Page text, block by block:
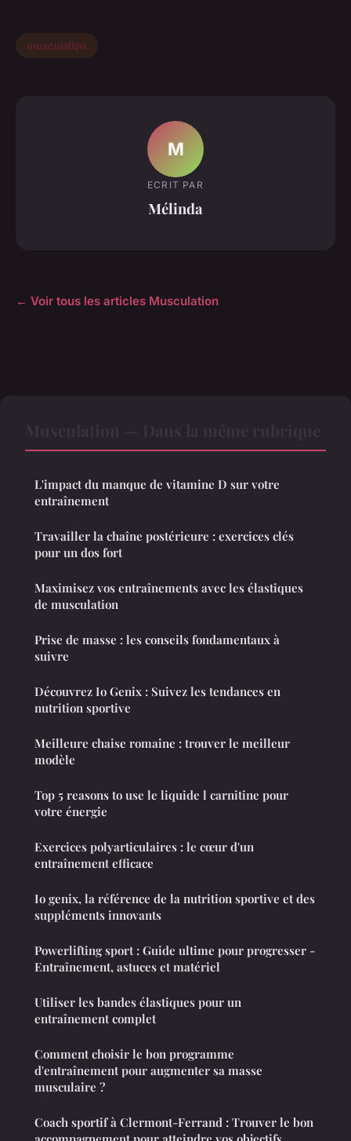
musculation
M
ECRIT PAR
Mélinda
← Voir tous les articles Musculation
L'impact du manque de vitamine D sur votre
entraînement
Travailler la chaîne postérieure : exercices clés
pour un dos fort
Maximisez vos entraînements avec les élastiques
de musculation
Prise de masse : les conseils fondamentaux à
suivre
Découvrez Io Genix : Suivez les tendances en
nutrition sportive
Meilleure chaise romaine : trouver le meilleur
modèle
Top 5 reasons to use le liquide l carnitine pour
votre énergie
Exercices polyarticulaires : le cœur d'un
entraînement efficace
Io genix, la référence de la nutrition sportive et des
suppléments innovants
Powerlifting sport : Guide ultime pour progresser -
Entraînement, astuces et matériel
Utiliser les bandes élastiques pour un
entraînement complet
Comment choisir le bon programme
d'entraînement pour augmenter sa masse
musculaire ?
Coach sportif à Clermont-Ferrand : Trouver le bon